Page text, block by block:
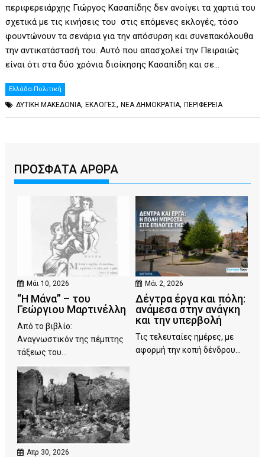
περιφερειάρχης Γιώργος Κασαπίδης δεν ανοίγει τα χαρτιά του
σχετικά με τις κινήσεις του στις επόμενες εκλογές, τόσο
φουντώνουν τα σενάρια για την απόσυρση και συνεπακόλουθα
την αντικατάστασή του. Αυτό που απασχολεί την Πειραιώς
είναι ότι στα δύο χρόνια διοίκησης Κασαπίδη και σε…
Ελλάδα-Πολιτική
ΔΥΤΙΚΗ ΜΑΚΕΔΟΝΙΑ,ΕΚΛΟΓΕΣ,ΝΕΑ ΔΗΜΟΚΡΑΤΙΑ,ΠΕΡΙΦΕΡΕΙΑ
ΠΡΟΣΦΑΤΑ ΑΡΘΡΑ
Μάι 10, 2026
“Η Μάνα” – του
Γεώργιου Μαρτινέλλη
Από το βιβλίο:
Αναγνωστικόν της πέμπτης
τάξεως του...
Μάι 2, 2026
Δέντρα έργα και πόλη:
ανάμεσα στην ανάγκη
και την υπερβολή
Τις τελευταίες ημέρες, με
αφορμή την κοπή δένδρου...
Απρ 30, 2026